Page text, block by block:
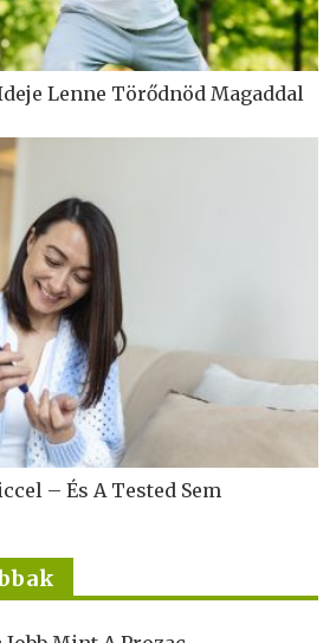
Lenne Törődnöd Magaddal
– És A Tested Sem